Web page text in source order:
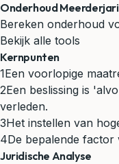
Onderhoud
Bereken onderhoud
Bekijk alle tools
Kernpunten
1Een voorlopige
2Een beslissing is
verleden.
3Het instellen van
4De bepalende factor
Juridische Analyse